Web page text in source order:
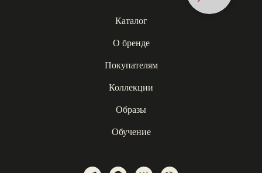
Каталог
О бренде
Покупателям
Коллекции
Образы
Обучение